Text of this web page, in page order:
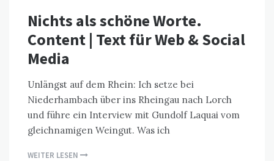
Nichts als schöne Worte.
Content | Text für Web & Social
Media
Unlängst auf dem Rhein: Ich setze bei
Niederhambach über ins Rheingau nach Lorch
und führe ein Interview mit Gundolf Laquai vom
gleichnamigen Weingut. Was ich
WEITER LESEN